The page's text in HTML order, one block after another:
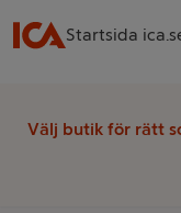
Startsida
Välj butik för rätt